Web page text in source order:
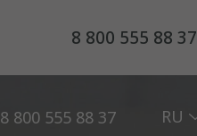
8 800 555 88 37
RU
8 800 555 88 37